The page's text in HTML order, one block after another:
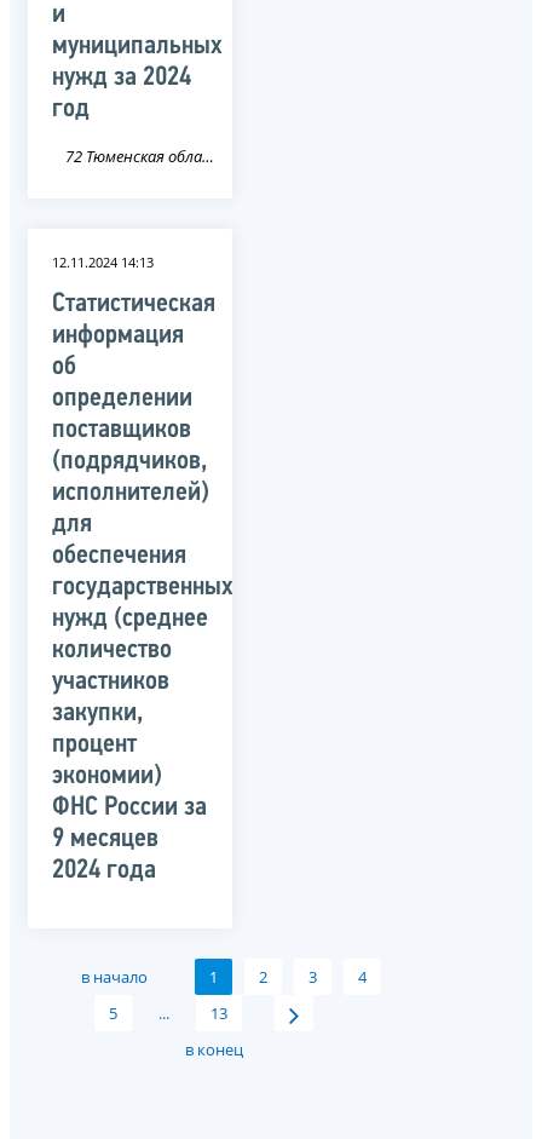
и
муниципальных
нужд за 2024
год
72 Тюменская область
12.11.2024 14:13
Статистическая
информация
об
определении
поставщиков
(подрядчиков,
исполнителей)
для
обеспечения
государственных
нужд (среднее
количество
участников
закупки,
процент
экономии)
ФНС России за
9 месяцев
2024 года
в начало 1 2 3
4
5
...
13
в конец